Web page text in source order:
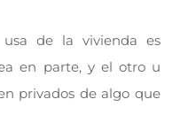
de la vivienda es
en parte, y el otro u
privados de algo que